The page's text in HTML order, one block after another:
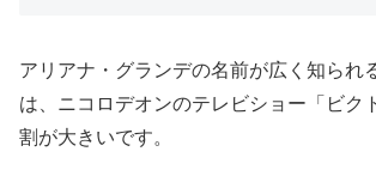
アリアナ・グランデの名前が広く知られ
は、ニコロデオンのテレビショー「ビク
割が大きいです。